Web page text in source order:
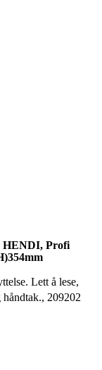
HENDI, Profi
Lett å lese,
209202